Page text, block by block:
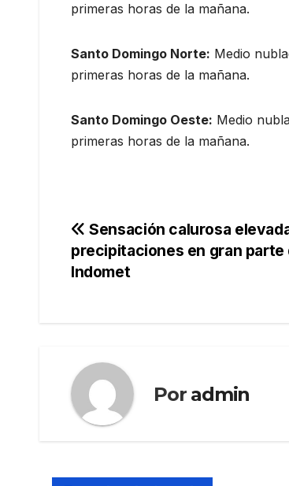
primeras horas de la mañana.
Santo Domingo Norte: Medio
primeras horas de la mañana.
Santo Domingo Oeste: Medio
primeras horas de la mañana.
Navegación
de
Sensación calurosa
precipitaciones en gran parte
Indomet
Por admin